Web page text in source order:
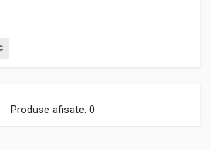
Produse afisate: 0